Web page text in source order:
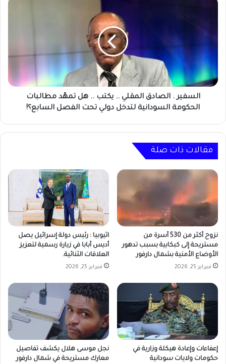
يكتب
تمهّد
مطالبات
الحكومة
تحت
الفصل
السابع؟!
السفير . الصادق المقلي .. يكتب .. هل تمهّد مطالبات
الحكومة السودانية لتدخل دولي تحت الفصل السابع؟!
مقالات ذات صلة
نزوح أكثر من 530 أسرة من
مستريحة إلى كبكابية بسبب تدهور
الأوضاع الأمنية بشمال دارفور
فبراير 25, 2026
اثيوبيا : رئيس دولة إسرائيل يصل
أديس أبابا في زيارة رسمية لتعزيز
العلاقات الثنائية.
فبراير 25, 2026
إعفاءات وإعادة هيكلة وزارية في
حكومات ولايات سودانية
نجل موسى هلال يكشف تفاصيل
معارك مستريحة في شمال دارفور